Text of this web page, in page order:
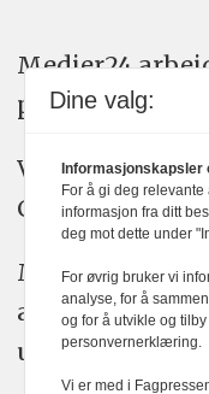
Medier24
plakatens
Vi bruker KI-
Claude, og
Medier24s
ansvar for
uten bruk av
Dine valg:
Informasjonskapsler
For å gi deg
informasjon fra ditt
deg mot dette under
For øvrig bruker vi
analyse, for å
og for å utvikle og
personvernerklæring.
Vi er med i